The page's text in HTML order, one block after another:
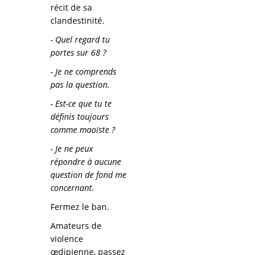
récit de sa
clandestinité.
- Quel regard tu
portes sur 68 ?
- Je ne comprends
pas la question.
- Est-ce que tu te
définis toujours
comme maoïste ?
- Je ne peux
répondre à aucune
question de fond me
concernant.
Fermez le ban.
Amateurs de
violence
œdipienne, passez